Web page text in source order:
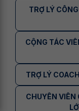
TRỢ LÝ
CỘNG TÁC
TRỢ LÝ
CHUYÊN VIÊN